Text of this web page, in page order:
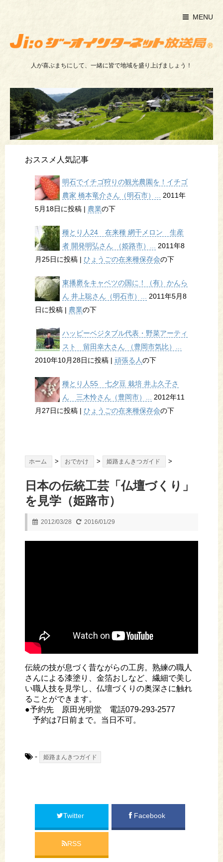
MENU
人が喜ぶまちにして、一緒に皆で地域を盛り上げましょう！
おススメ人気記事
明石でイチゴ狩りの観光農園を！イチゴ
農家 橋本竜介さん（明石市）... 2011年
5月18日に投稿 | 農業の下
種とり人24 在来種 網干メロン 生産
者 開発明弘さん （姫路市）... 2011年8
月25日に投稿 | ひょうごの在来種保存会の下
東播磨をキャベツの国に！（有）かんら
ん 井上聡さん（明石市）... 2011年5月8
日に投稿 | 農業の下
ハッピーベジタブル代表・野菜アーティ
スト 留田幸大さん （豊岡市気比）...
2010年10月28日に投稿 | 頑張る人の下
種とり人55 七夕豆 栽培 井上久子さ
ん 三木怜さん（豊岡市）... 2012年11
月27日に投稿 | ひょうごの在来種保存会の下
ホーム > おでかけ > 姫路まんきつガイド >
日本の伝統工芸「仏壇づくり」
を見学（姫路市）
2012/03/28 2016/01/29
伝統の技が息づく昔ながらの工房。熟練の職人
さんによる漆塗り、金箔おしなど、繊細で美し
い職人技を見学し、仏壇づくりの奥深さに触れ
ることができます。
●予約先 原田光明堂 電話079-293-2577
予約は7日前まで。当日不可。
- 姫路まんきつガイド
Twitter Facebook
RSS